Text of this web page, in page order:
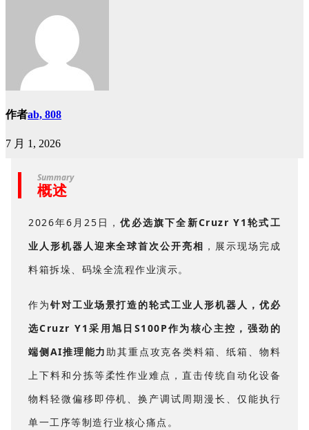
作者ab, 808
7 月 1, 2026
Summary
概述
2026年6月25日，优必选旗下全新Cruzr Y1轮式工
业人形机器人迎来全球首次公开亮相 ，展示现场完成
料箱拆垛、码垛全流程作业演示。
作为针对工业场景打造的轮式工业人形机器人，优必
选Cruzr Y1采用旭日S100P作为核心主控，强劲的
端侧AI推理能力助其重点攻克各类料箱、纸箱、物料
上下料和分拣等柔性作业难点，直击传统自动化设备
物料轻微偏移即停机、换产调试周期漫长、仅能执行
单一工序等制造行业核心痛点。